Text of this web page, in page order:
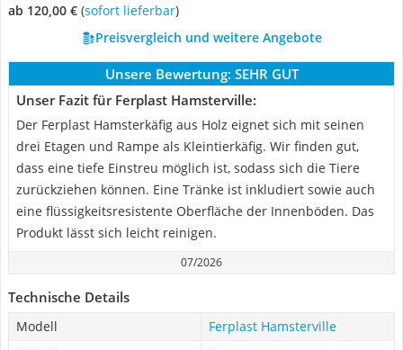
ab 120,00 € ( Sofort lieferbar)
Preisvergleich und weitere Angebote
Unsere Bewertung: SEHR GUT
Unser Fazit für Ferplast Hamsterville:
Der Ferplast Hamsterkäfig aus Holz eignet sich mit seinen
drei Etagen und Rampe als Kleintierkäfig. Wir finden gut,
dass eine tiefe Einstreu möglich ist, sodass sich die Tiere
zurückziehen können. Eine Tränke ist inkludiert sowie auch
eine flüssigkeitsresistente Oberfläche der Innenböden. Das
Produkt lässt sich leicht reinigen.
07/2026
Technische Details
Modell
Ferplast Hamsterville